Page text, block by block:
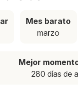
Mes barato
marzo
Mejor
280 días de